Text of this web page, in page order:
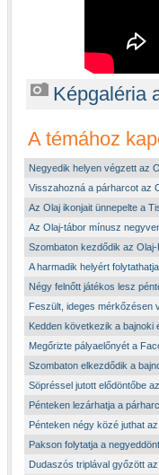
Képgaléria
A témához
Negyedik helyen végzett az
Visszahozná a párharcot az
Az Olaj ikonjait ünnepelte a
Az Olaj-tábor mínusz
Szombaton kezdődik az
A harmadik helyért
Négy felnőtt játékos lesz
Feszült, ideges mérkőzésen
Kedden következik a bajnoki
Megőrizte pályaelőnyét a
Szombaton elkezdődik a
Söpréssel jutott elődöntőbe
Pénteken lezárhatja a
Pénteken négy közé juthat
Pakson folytatja a
Dudaszós triplával győzött